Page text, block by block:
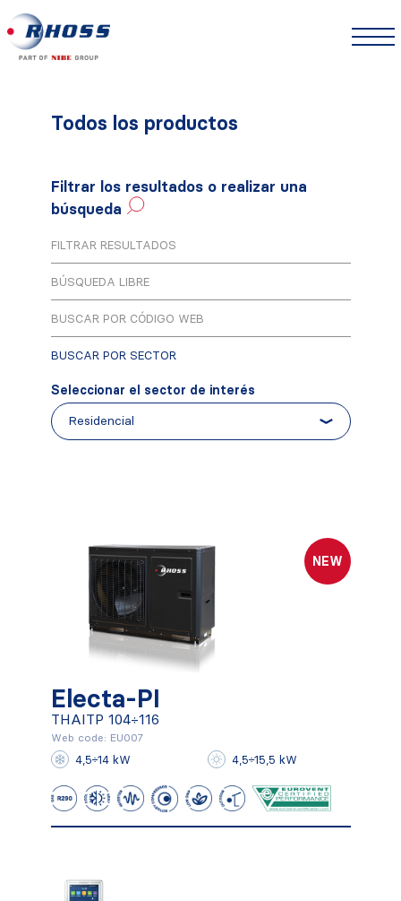
Todos los productos
Filtrar los resultados o realizar una
búsqueda
FILTRAR RESULTADOS
BÚSQUEDA LIBRE
BUSCAR POR CÓDIGO WEB
BUSCAR POR SECTOR
Seleccionar el sector de interés
NEW
Electa-PI
THAITP 104÷116
Web code: EU007
4,5÷14 kW 4,5÷15,5 kW
Electa-PI
THAITP 104÷116
Conocer más